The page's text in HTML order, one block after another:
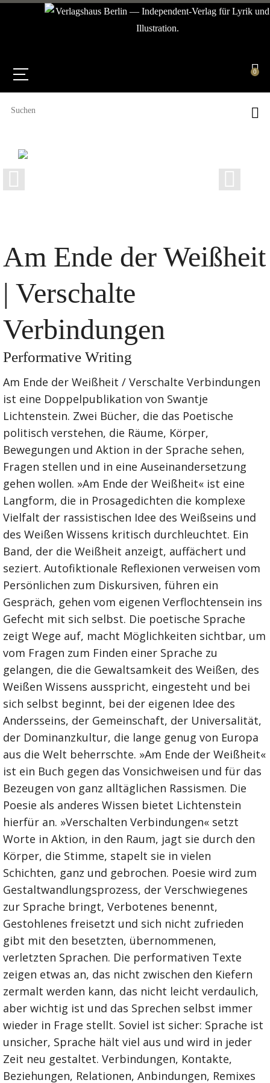
0
Am Ende der Weißheit
| Verschalte
Verbindungen
Performative Writing
Am Ende der Weißheit / Verschalte Verbindungen
ist eine Doppelpublikation von Swantje
Lichtenstein. Zwei Bücher, die das Poetische
politisch verstehen, die Räume, Körper,
Bewegungen und Aktion in der Sprache sehen,
Fragen stellen und in eine Auseinandersetzung
gehen wollen. »Am Ende der Weißheit« ist eine
Langform, die in Prosagedichten die komplexe
Vielfalt der rassistischen Idee des Weißseins und
des Weißen Wissens kritisch durchleuchtet. Ein
Band, der die Weißheit anzeigt, auffächert und
seziert. Autofiktionale Reflexionen verweisen vom
Persönlichen zum Diskursiven, führen ein
Gespräch, gehen vom eigenen Verflochtensein ins
Gefecht mit sich selbst. Die poetische Sprache
zeigt Wege auf, macht Möglichkeiten sichtbar, um
vom Fragen zum Finden einer Sprache zu
gelangen, die die Gewaltsamkeit des Weißen, des
Weißen Wissens ausspricht, eingesteht und bei
sich selbst beginnt, bei der eigenen Idee des
Andersseins, der Gemeinschaft, der Universalität,
der Dominanzkultur, die lange genug von Europa
aus die Welt beherrschte. »Am Ende der Weißheit«
ist ein Buch gegen das Vonsichweisen und für das
Bezeugen von ganz alltäglichen Rassismen. Die
Poesie als anderes Wissen bietet Lichtenstein
hierfür an. »Verschalten Verbindungen« setzt
Worte in Aktion, in den Raum, jagt sie durch den
Körper, die Stimme, stapelt sie in vielen
Schichten, ganz und gebrochen. Poesie wird zum
Gestaltwandlungsprozess, der Verschwiegenes
zur Sprache bringt, Verbotenes benennt,
Gestohlenes freisetzt und sich nicht zufrieden
gibt mit den besetzten, übernommenen,
verletzten Sprachen. Die performativen Texte
zeigen etwas an, das nicht zwischen den Kiefern
zermalt werden kann, das nicht leicht verdaulich,
aber wichtig ist und das Sprechen selbst immer
wieder in Frage stellt. Soviel ist sicher: Sprache ist
unsicher, Sprache hält viel aus und wird in jeder
Zeit neu gestaltet. Verbindungen, Kontakte,
Beziehungen, Relationen, Anbindungen, Remixes